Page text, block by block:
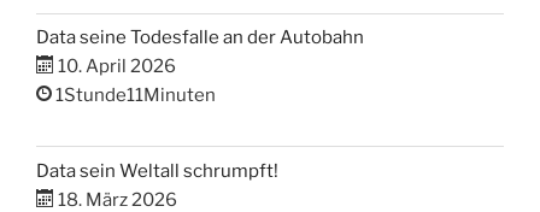
Data seine Todesfalle an der Autobahn
10. April 2026
1Stunde11Minuten
Data sein Weltall schrumpft!
18. März 2026